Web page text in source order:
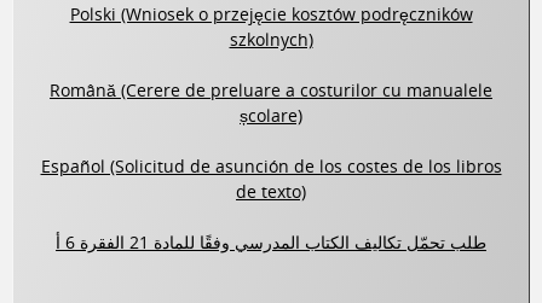
Polski (Wniosek o przejęcie kosztów podręczników
szkolnych)
Română (Cerere de preluare a costurilor cu manualele
școlare)
Español (Solicitud de asunción de los costes de los libros
de texto)
طلب تحمّل تكاليف الكتاب المدرسي وفقًا للمادة 21 الفقرة 6 أ